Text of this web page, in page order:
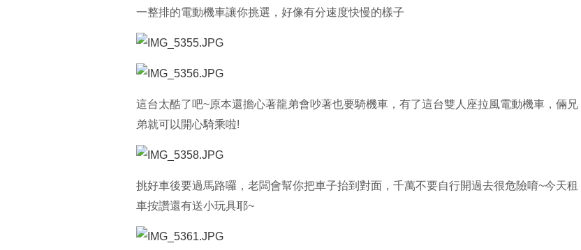
一整排的電動機車讓你挑選，好像有分速度快慢的樣子
這台太酷了吧~原本還擔心著龍弟會吵著也要騎機車，有了這台雙人座拉風電動機車，倆兄
弟就可以開心騎乘啦!
挑好車後要過馬路囉，老闆會幫你把車子抬到對面，千萬不要自行開過去很危險唷~今天租
車按讚還有送小玩具耶~